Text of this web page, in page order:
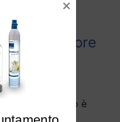
depuratore
a
in quanto è
di